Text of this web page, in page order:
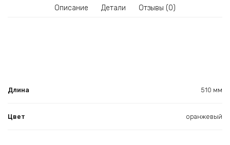
Описание Детали Отзывы (0)
Длина 510 мм
Цвет оранжевый